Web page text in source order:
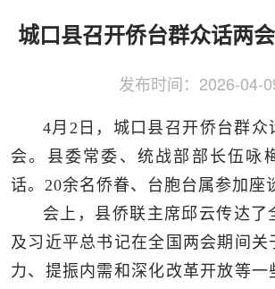
侨务工作 区县动态 统战历史
城口县召开侨台群众话两
发布时间： 2026-04-
4月2日，城口县召开侨台群众
会。县委常委、统战部部长伍咏
话。20余名侨眷、台胞台属参加座
会上，县侨联主席邱云传达了
及习近平总书记在全国两会期间关
力、提振内需和深化改革开放等一